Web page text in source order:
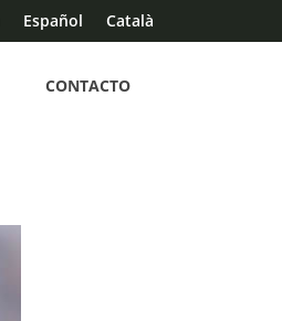
Español Català
CONTACTO